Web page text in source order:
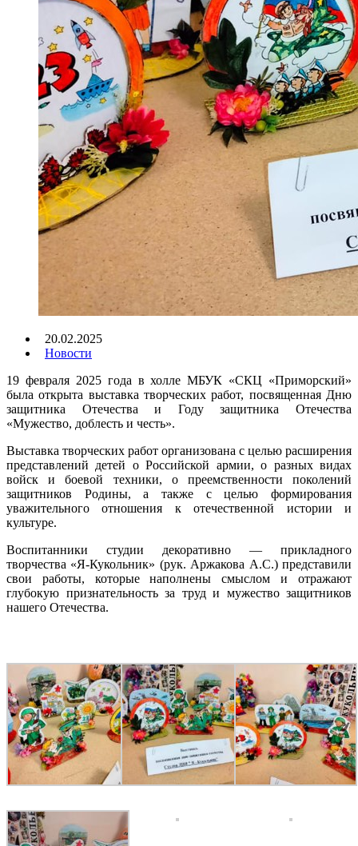
20.02.2025
Новости
19 февраля 2025 года в холле МБУК «СКЦ «Приморский»
была открыта выставка творческих работ, посвященная Дню
защитника Отечества и Году защитника Отечества
«Мужество, доблесть и честь».
Выставка творческих работ организована с целью расширения
представлений детей о Российской армии, о разных видах
войск и боевой техники, о преемственности поколений
защитников Родины, а также с целью формирования
уважительного отношения к отечественной истории и
культуре.
Воспитанники студии декоративно — прикладного
творчества «Я-Кукольник» (рук. Аржакова А.С.) представили
свои работы, которые наполнены смыслом и отражают
глубокую признательность за труд и мужество защитников
нашего Отечества.